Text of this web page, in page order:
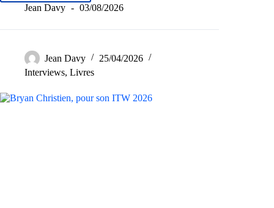
Jean Davy 03/08/2026
Jean Davy
25/04/2026
Interviews, Livres